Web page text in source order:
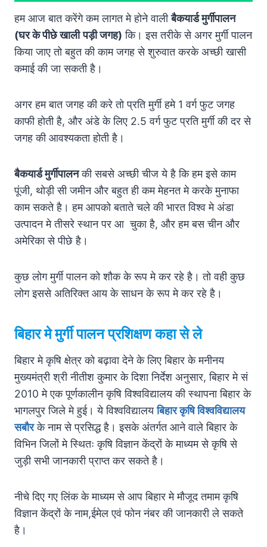
हम आज बात करेंगे कम लागत मे होने वालीबैकयार्ड मुर्गीपालन
(घर के पीछे खाली पड़ी जगह) कि। इस तरीके से अगर मुर्गी पालन
किया जाए तो बहुत की काम जगह से शुरुवात करके अच्छी खासी
कमाई की जा सकती है।
अगर हम बात जगह की करे तो प्रति मुर्गी हमे 1 वर्ग फुट जगह
काफी होती है, और अंडे के लिए 2.5 वर्ग फुट प्रति मुर्गी की दर से
जगह की आवश्यकता होती है।
बैकयार्ड मुर्गीपालनकी सबसे अच्छी चीज ये है कि हम इसे काम
पूंजी, थोड़ी सी जमीन और बहुत ही कम मेहनत मे करके मुनाफा
काम सकते है। हम आपको बताते चले की भारत विश्व मे अंडा
उत्पादन मे तीसरे स्थान पर आ चुका है, और हम बस चीन और
अमेरिका से पीछे है।
कुछ लोग मुर्गी पालन को शौक के रूप मे कर रहे है। तो वही कुछ
लोग इससे अतिरिक्त आय के साधन के रूप मे कर रहे है।
बिहार मे मुर्गी पालन प्रशिक्षण कहा से ले
बिहार मे कृषि क्षेत्र को बढ़ावा देने के लिए बिहार के मनीनय
मुख्यमंत्री श्री नीतीश कुमार के दिशा निर्देश अनुसार, बिहार मे सं
2010 मे एक पूर्णकालीन कृषि विश्वविद्यालय की स्थापना बिहार के
भागलपुर जिले मे हुई। ये विश्वविद्यालयबिहार कृषि विश्वविद्यालय
सबौरके नाम से प्रसिद्ध है। इसके अंतर्गत आने वाले बिहार के
विभिन जिलों मे स्थितः कृषि विज्ञान केंद्रों के माध्यम से कृषि से
जुड़ी सभी जानकारी प्राप्त कर सकते है।
नीचे दिए गए लिंक के माध्यम से आप बिहार मे मौजूद तमाम कृषि
विज्ञान केंद्रों के नाम,ईमेल एवं फोन नंबर की जानकारी ले सकते
है।